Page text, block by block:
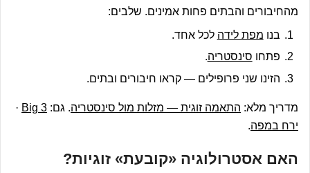
מהחיבורים והבתים פחות אמינים. שלבים:
בנו מפת לידה לכל אחד.
פתחו סינסטריה.
הזינו שני פרופילים — קראו חיבורים ובתים.
מדריך מלא: התאמה זוגית — מזלות מול סינסטריה. גם: Big 3
·
ירח במפה.
האם אסטרולוגיה «קובעת» זוגיות?